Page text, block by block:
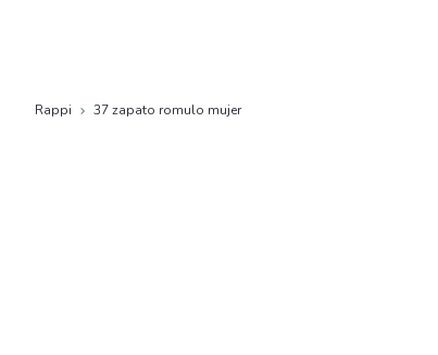
Rappi 37 zapato romulo mujer